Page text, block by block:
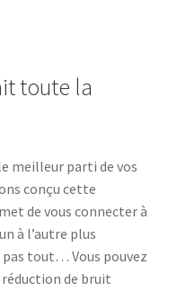
toute la
meilleur parti de vos
conçu cette
de vous connecter à
à l’autre plus
pas tout… Vous pouvez
de bruit